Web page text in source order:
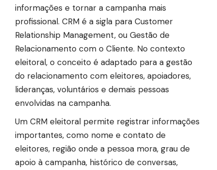
informações e tornar a campanha mais
profissional. CRM é a sigla para Customer
Relationship Management, ou Gestão de
Relacionamento com o Cliente. No contexto
eleitoral, o conceito é adaptado para a gestão
do relacionamento com eleitores, apoiadores,
lideranças, voluntários e demais pessoas
envolvidas na campanha.
Um CRM eleitoral permite registrar informações
importantes, como nome e contato de
eleitores, região onde a pessoa mora, grau de
apoio à campanha, histórico de conversas,